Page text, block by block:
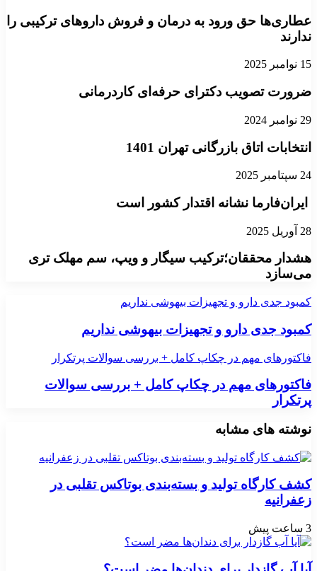
عطاری‌ها حق ورود به درمان و فروش داروهای ترکیبی را
ندارند
15 نوامبر 2025
ضرورت تصویب دکترای حرفه‌ای کاردرمانی
29 نوامبر 2024
انتخابات اتاق بازرگانی تهران 1401
24 سپتامبر 2025
ایران‌فارما نشانه اقتدار کشور است
28 آوریل 2025
هشدار محققان؛ترکیب سیگار و ویپ، سم مهلک تری
می‌سازد
کمبود جدی دارو و تجهیزات بیهوشی نداریم
کمبود جدی دارو و تجهیزات بیهوشی نداریم
فاکتورهای مهم در چکاپ کامل + بررسی سوالات پرتکرار
فاکتورهای مهم در چکاپ کامل + بررسی سوالات
پرتکرار
نوشته های مشابه
کشف کارگاه تولید و بسته‌بندی بوتاکس تقلبی در
زعفرانیه
3 ساعت پیش